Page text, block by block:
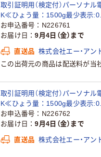
取引証明用（検定付）パーソナ
K≪ひょう量：1500g最少表示
品）
お申込番号
N226761
お届け日
9月4日（金）まで
直送品 株式会社エー・アン
この出荷元の商品は配送料が当
取引証明用（検定付）パーソナ
K≪ひょう量：1500g最少表示
品）
お申込番号
N226762
お届け日
9月4日（金）まで
直送品 株式会社エー・アン